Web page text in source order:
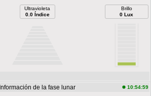
Ultravioleta
0.0 Índice
Brillo
0 Lux
Información de la fase lunar 10:54:59